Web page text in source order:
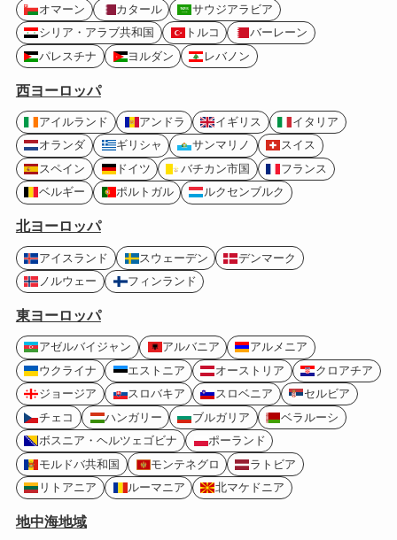
オマーン
カタール
サウジアラビア
シリア・アラブ共和国
トルコ
バーレーン
パレスチナ
ヨルダン レバノン
西ヨーロッパ
アイルランド アンドラ イギリス
イタリア
オランダ
ギリシャ サンマリノ
スイス
スペイン
ドイツ バチカン市国
フランス
ベルギー
ポルトガル ルクセンブルク
北ヨーロッパ
アイスランド スウェーデン
デンマーク
ノルウェー
フィンランド
東ヨーロッパ
アゼルバイジャン アルバニア
アルメニア
ウクライナ
エストニア オーストリア
クロアチア
ジョージア
スロバキア スロベニア
セルビア
チェコ
ハンガリー ブルガリア
ベラルーシ
ボスニア・ヘルツェゴビナ
ポーランド
モルドバ共和国
モンテネグロ
ラトビア
リトアニア
ルーマニア 北マケドニア
地中海地域